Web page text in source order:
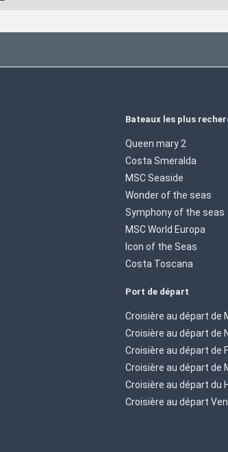
Bateaux les plus
Queen mary 2
Costa Smeralda
MSC Seaside
Wonder of the seas
Symphony of the seas
MSC World Europa
Icon of the Seas
Costa Toscana
Port de départ
Croisière au départ de
Croisière au départ de
Croisière au départ de
Croisière au départ de
Croisière au départ du
Croisière au départ